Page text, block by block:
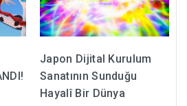
Japon Dijital Kurulum
Sanatının Sunduğu
Hayalî Bir Dünya